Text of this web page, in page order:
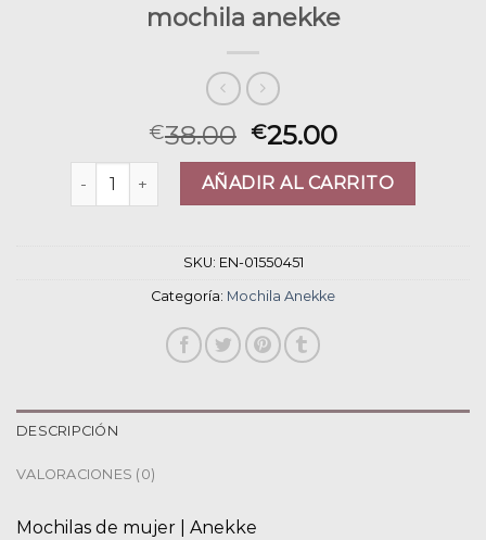
mochila anekke
€38.00 €25.00
mochila anekke cantidadAÑADIR AL CARRITO
SKU: EN-01550451
Categoría: Mochila Anekke
DESCRIPCIÓN
VALORACIONES (0)
Mochilas de mujer | Anekke